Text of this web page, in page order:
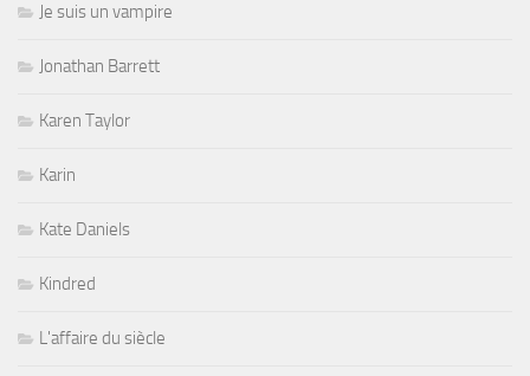
Je suis un vampire
Jonathan Barrett
Karen Taylor
Karin
Kate Daniels
Kindred
L'affaire du siècle